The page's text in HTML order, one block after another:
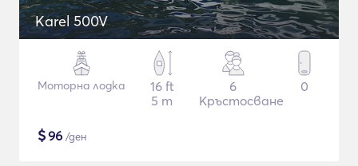
Karel 500V
Моторна лодка
16 ft
5 m
6
Кръстосване
0
$96 /ден